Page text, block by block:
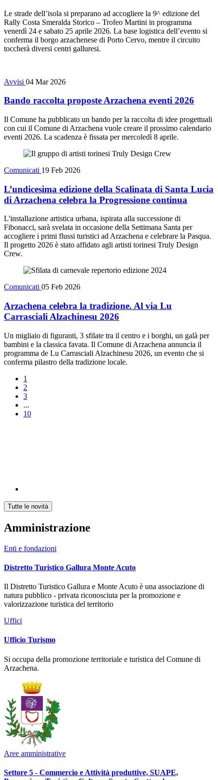
Le strade dell’isola si preparano ad accogliere la 9^ edizione del
Rally Costa Smeralda Storico – Trofeo Martini in programma
venerdì 24 e sabato 25 aprile 2026. La base logistica dell’evento si
conferma il borgo arzachenese di Porto Cervo, mentre il circuito
toccherà diversi centri galluresi.
Avvisi 04 Mar 2026
Bando raccolta proposte Arzachena eventi 2026
Il Comune ha pubblicato un bando per la raccolta di idee progettuali
con cui il Comune di Arzachena vuole creare il prossimo calendario
eventi 2026. La scadenza è fissata per mercoledì 8 aprile.
Comunicati 19 Feb 2026
L’undicesima edizione della Scalinata di Santa Lucia
di Arzachena celebra la Progressione continua
L'installazione artistica urbana, ispirata alla successione di
Fibonacci, sarà svelata in occasione della Settimana Santa per
accogliere i primi flussi turistici ad Arzachena e celebrare la Pasqua.
Il progetto 2026 è stato affidato agli artisti torinesi Truly Design
Crew.
Comunicati 05 Feb 2026
Arzachena celebra la tradizione. Al via Lu
Carrasciali Alzachinesu 2026
Un migliaio di figuranti, 3 sfilate tra il centro e i borghi, un galà per
bambini e la classica favata. Il Comune di Arzachena annuncia il
programma de Lu Carrasciali Alzachinesu 2026, un evento che si
conferma pilastro della tradizione locale.
1
2
3
...
10
Tutte le novità
Amministrazione
Enti e fondazioni
Distretto Turistico Gallura Monte Acuto
Il Distretto Turistico Gallura e Monte Acuto è una associazione di
natura pubblico - privata riconosciuta per la promozione e
valorizzazione turistica del territorio
Uffici
Ufficio Turismo
Si occupa della promozione territoriale e turistica del Comune di
Arzachena.
Aree amministrative
Settore 5 - Commercio e Attività produttive, SUAPE,